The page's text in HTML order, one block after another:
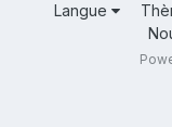
Langue